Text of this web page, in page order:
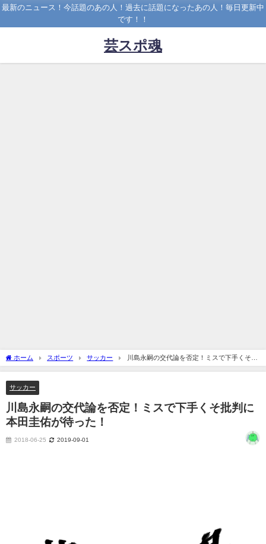
最新のニュース！今話題のあの人！過去に話題になったあの人！毎日更新中
です！！
芸スポ魂
ホーム スポーツ サッカー
川島永嗣の交代論を否定！ミスで下手くそ批
判に本田圭佑が待った！
サッカー
川島永嗣の交代論を否定！ミスで下手くそ批判に
本田圭佑が待った！
2018-06-25 2019-09-01